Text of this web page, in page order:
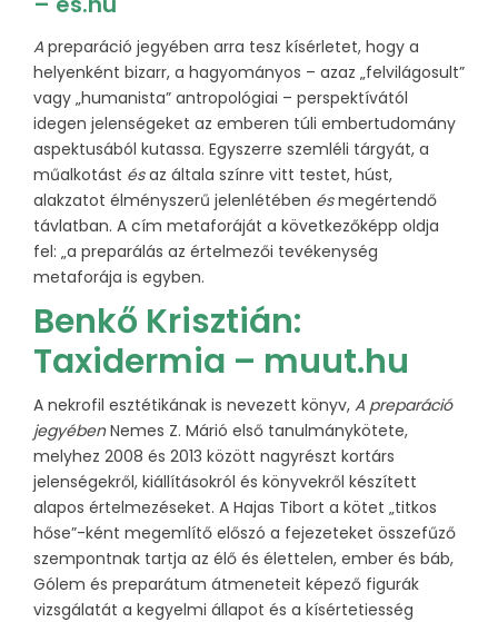
A preparáció jegyében arra tesz kísérletet, hogy a
helyenként bizarr, a hagyományos – azaz „felvilágosult”
vagy „humanista” antropológiai – perspektívától
idegen jelenségeket az emberen túli embertudomány
aspektusából kutassa. Egyszerre szemléli tárgyát, a
műalkotást ésaz általa színre vitt testet, húst,
alakzatot élményszerű jelenlétében ésmegértendő
távlatban. A cím metaforáját a következőképp oldja
fel: „a preparálás az értelmezői tevékenység
metaforája is egyben.
Benkő Krisztián:
Taxidermia – muut.hu
A nekrofil esztétikának is nevezett könyv, A preparáció
jegyébenNemes Z. Márió első tanulmánykötete,
melyhez 2008 és 2013 között nagyrészt kortárs
jelenségekről, kiállításokról és könyvekről készített
alapos értelmezéseket. A Hajas Tibort a kötet „titkos
hőse”-ként megemlítő előszó a fejezeteket összefűző
szempontnak tartja az élő és élettelen, ember és báb,
Gólem és preparátum átmeneteit képező figurák
vizsgálatát a kegyelmi állapot és a kísértetiesség